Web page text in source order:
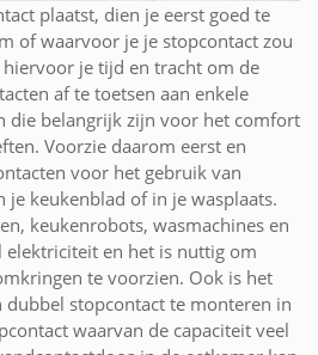
plaatst, dien je eerst goed te
of waarvoor je je stopcontact zou
je tijd en tracht om de
af te toetsen aan enkele
die belangrijk zijn voor het comfort
Voorzie daarom eerst en
voor het gebruik van
je keukenblad of in je wasplaats.
keukenrobots, wasmachines en
elektriciteit en het is nuttig om
te voorzien. Ook is het
dubbel stopcontact te monteren in
waarvan de capaciteit veel